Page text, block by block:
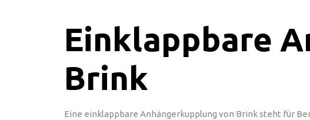
Einklappbare
Brink
Eine einklappbare Anhängerkupplung von Brink steht für